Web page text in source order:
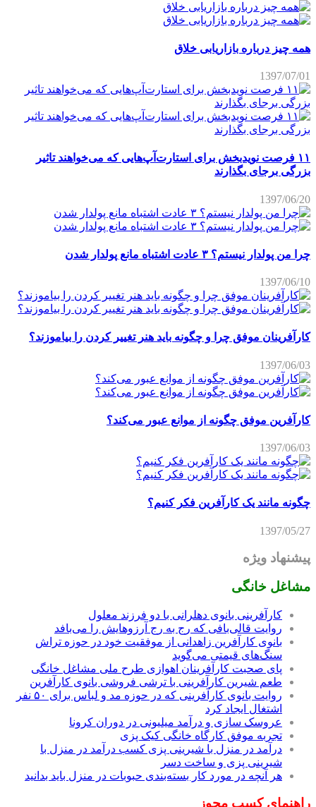
همه چیز درباره بازاریابی خلاق
1397/07/01
۱۱ فرصت نویدبخش برای استارت‌آپ‌هایی که می‌خواهند تاثیر
بزرگی برجای بگذارند
1397/06/20
چرا من پولدار نیستم؟ ۳ عادت اشتباه مانع پولدار شدن
1397/06/10
کارآفرینان موفق چرا و چگونه باید هنر تغییر کردن را بیاموزند؟
1397/06/03
کارآفرین موفق چگونه از موانع عبور می‌کند؟
1397/06/03
چگونه مانند یک کارآفرین فکر کنیم؟
1397/05/27
پیشنهاد ویژه
مشاغل خانگی
کارآفرینی بانوی دهلرانی با دو فرزند معلول
روایت قالی‌بافی که رج به رج آرزوهایش را می‌بافد
بانوی کارآفرین زاهدانی از موفقیت خود در حوزه تراش
سنگ‌های قیمتی می‌گوید
پای صحبت کارآفرینان اهوازی طرح ملی مشاغل خانگی
طعم شیرین کارآفرینی با ترشی فروشی بانوی کارآفرین
روایت بانوی کارآفرینی که در حوزه مد و لباس برای ۵۰ نفر
اشتغال ایجاد کرد
عروسک سازی و درآمد میلیونی در دوران کرونا
تجربه موفق کارگاه خانگی کیک پزی
درآمد در منزل با شیرینی پزی کسب درآمد در منزل با
شیرینی پزی و ساخت دسر
هر آنچه در مورد کار بسته‌بندی حبوبات در منزل باید بدانید
راهنمای کسب مجوز